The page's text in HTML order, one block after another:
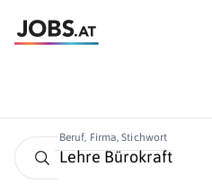
Beruf, Firma, Stichwort